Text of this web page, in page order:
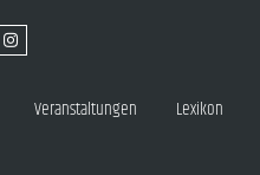
Veranstaltungen Lexikon